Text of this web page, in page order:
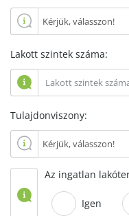
Lakott szintek száma:
Tulajdonviszony:
Az ingatlan
Igen